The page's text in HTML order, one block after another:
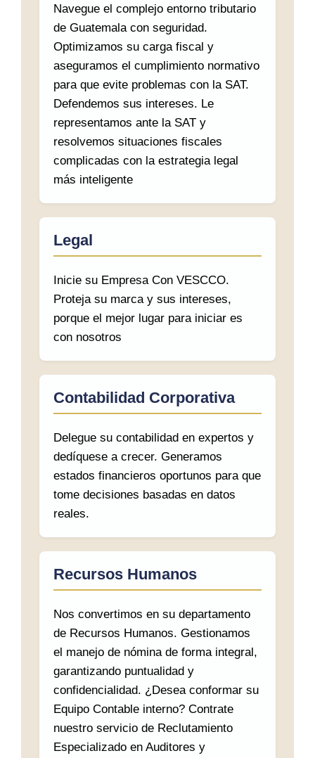
Navegue el complejo entorno tributario
de Guatemala con seguridad.
Optimizamos su carga fiscal y
aseguramos el cumplimiento normativo
para que evite problemas con la SAT.
Defendemos sus intereses. Le
representamos ante la SAT y
resolvemos situaciones fiscales
complicadas con la estrategia legal
más inteligente
Legal
Inicie su Empresa Con VESCCO.
Proteja su marca y sus intereses,
porque el mejor lugar para iniciar es
con nosotros
Contabilidad Corporativa
Delegue su contabilidad en expertos y
dedíquese a crecer. Generamos
estados financieros oportunos para que
tome decisiones basadas en datos
reales.
Recursos Humanos
Nos convertimos en su departamento
de Recursos Humanos. Gestionamos
el manejo de nómina de forma integral,
garantizando puntualidad y
confidencialidad. ¿Desea conformar su
Equipo Contable interno? Contrate
nuestro servicio de Reclutamiento
Especializado en Auditores y